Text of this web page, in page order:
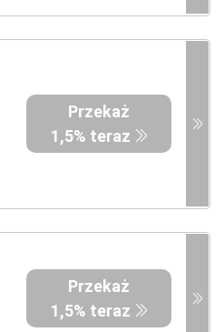
Przekaż
1,5% teraz
Przekaż
1,5% teraz